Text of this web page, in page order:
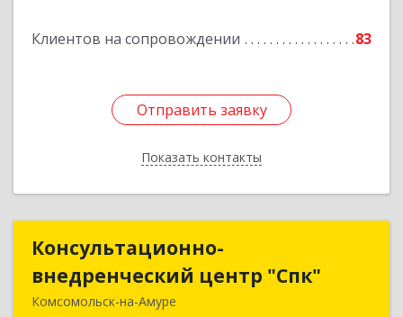
Клиентов на сопровождении 83
Отправить заявку
Показать контакты
Подробнее
Отправить заявку
Назад
Консультационно-
внедренческий центр "Спк"
Комсомольск-на-Амуре
Консультационно-
внедренческий центр "Спк"